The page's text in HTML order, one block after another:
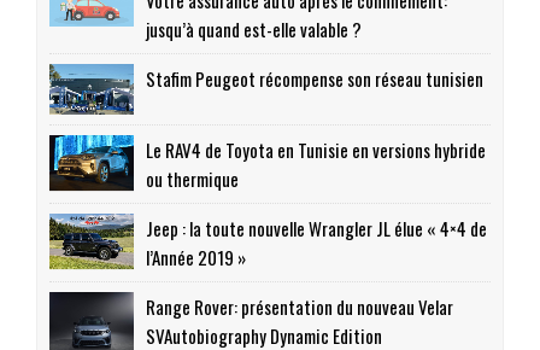
jusqu’à quand est-elle valable ?
Stafim Peugeot récompense son réseau tunisien
Le RAV4 de Toyota en Tunisie en versions hybride
ou thermique
Jeep : la toute nouvelle Wrangler JL élue « 4×4 de
l’Année 2019 »
Range Rover: présentation du nouveau Velar
SVAutobiography Dynamic Edition